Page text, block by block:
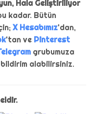
Hala Geliştiriliyor
kadar. Bütün
X Hesabımız'dan,
'tan ve Pinterest
grubumuza
alabilirsiniz.